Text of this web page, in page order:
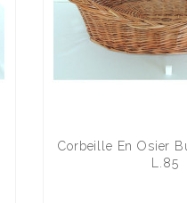
Corbeille En Osier
L.85